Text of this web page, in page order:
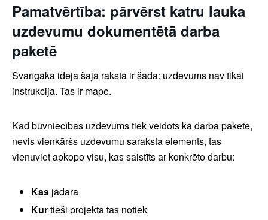
Pamatvērtība: pārvērst katru lauka
uzdevumu dokumentētā darba
paketē
Svarīgākā ideja šajā rakstā ir šāda: uzdevums nav tikai
instrukcija. Tas ir mape.
Kad būvniecības uzdevums tiek veidots kā darba pakete,
nevis vienkāršs uzdevumu saraksta elements, tas
vienuviet apkopo visu, kas saistīts ar konkrēto darbu:
Kas jādara
Kurtieši projektā tas notiek